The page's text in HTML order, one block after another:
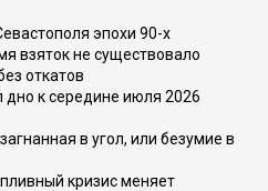
эпохи 90-х
взяток не существовало
откатов
к середине июля 2026
в угол, или безумие в
кризис меняет